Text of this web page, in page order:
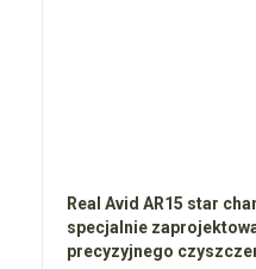
Real Avid AR15 star
specjalnie
precyzyjnego